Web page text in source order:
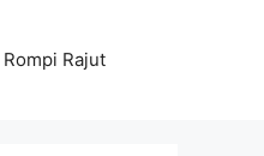
Rompi Rajut